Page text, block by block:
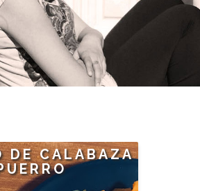
DE CALABAZA